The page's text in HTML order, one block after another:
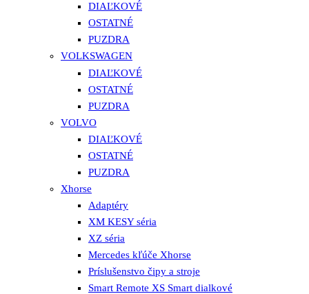
DIAĽKOVÉ
OSTATNÉ
PUZDRA
VOLKSWAGEN
DIAĽKOVÉ
OSTATNÉ
PUZDRA
VOLVO
DIAĽKOVÉ
OSTATNÉ
PUZDRA
Xhorse
Adaptéry
XM KESY séria
XZ séria
Mercedes kľúče Xhorse
Príslušenstvo čipy a stroje
Smart Remote XS Smart dialkové